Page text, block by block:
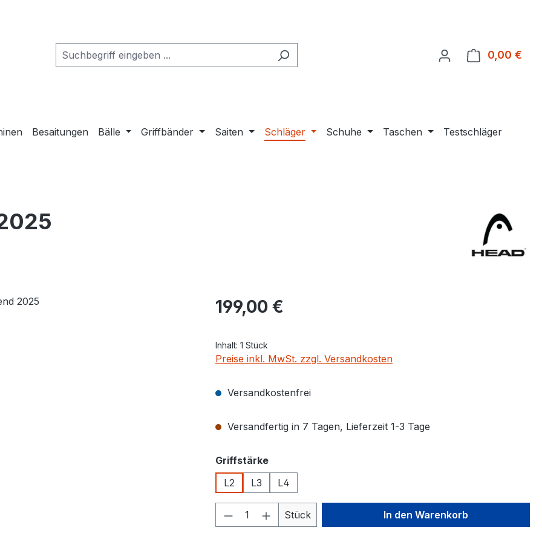
0,00 €
Besaitungen Bälle Griffbänder Saiten Schläger Schuhe Taschen
Testschläger
Regulärer Preis:
199,00 €
Inhalt: 1 Stück
Preise inkl. MwSt. zzgl. Versandkosten
Versandkostenfrei
Versandfertig in 7 Tagen, Lieferzeit 1-3 Tage
Griffstärkeauswählen
L2
L3 L4
Produkt Anzahl: Gib den gewünschten Wert
Stück In den Warenkorb